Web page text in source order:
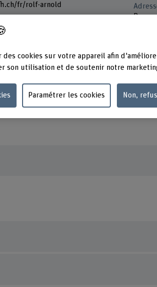
fr/rolf-arnold
Berner
Vice-
3012
cookies sur votre appareil afin
son utilisation et de soutenir notre
Paramétrer les cookies Non,